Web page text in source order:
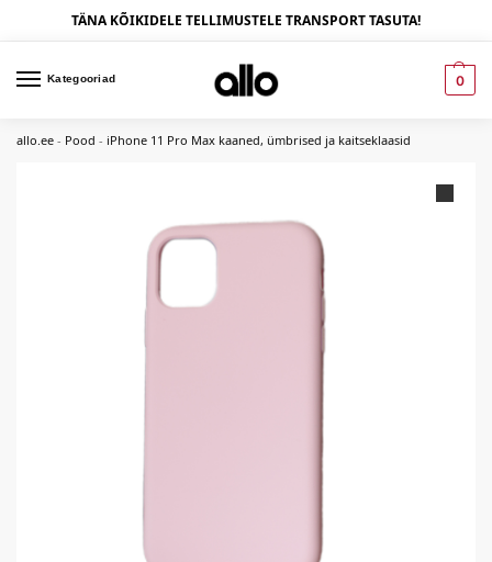
TÄNA KÕIKIDELE TELLIMUSTELE TRANSPORT TASUTA!
Kategooriad 0
allo.ee - Pood - iPhone 11 Pro Max kaaned, ümbrised ja kaitseklaasid